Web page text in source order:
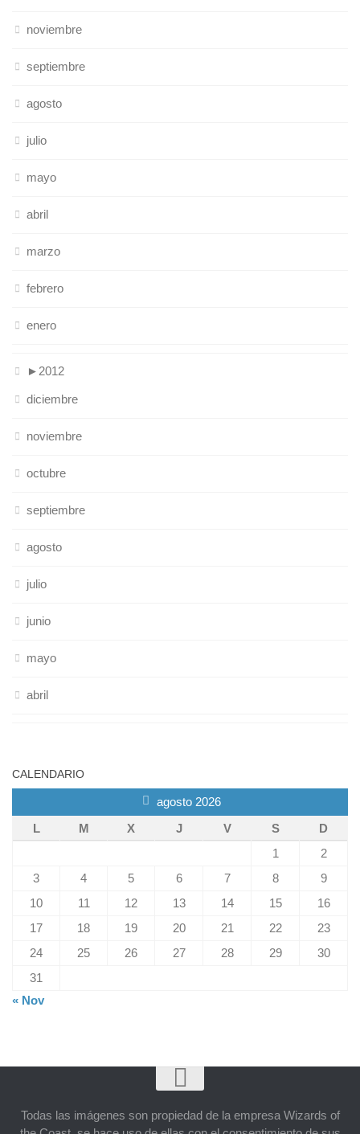
noviembre
septiembre
agosto
julio
mayo
abril
marzo
febrero
enero
► 2012
diciembre
noviembre
octubre
septiembre
agosto
julio
junio
mayo
abril
CALENDARIO
agosto 2026
L
M X J V S
D
1
2
3
4 5 6 7 8
9
10
11 12 13 14 15
16
17
18 19 20 21 22
23
24
25 26 27 28 29
30
31
« Nov
Todas las imágenes son propiedad de la empresa Wizards of